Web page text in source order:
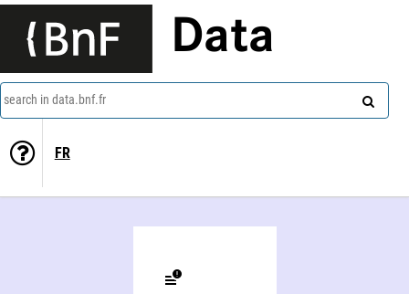
Data
search in data.bnf.fr
FR